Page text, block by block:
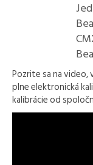
Pozrite sa na video,
plne elektronická
kalibrácie od